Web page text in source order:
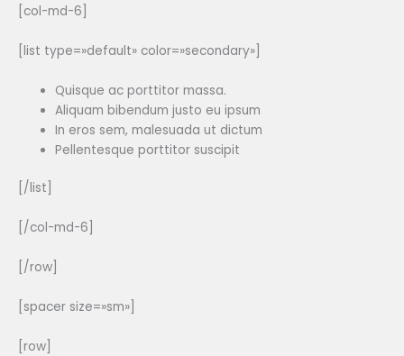
[col-md-6]
[list type=»default» color=»secondary»]
Quisque ac porttitor massa.
Aliquam bibendum justo eu ipsum
In eros sem, malesuada ut dictum
Pellentesque porttitor suscipit
[/list]
[/col-md-6]
[/row]
[spacer size=»sm»]
[row]